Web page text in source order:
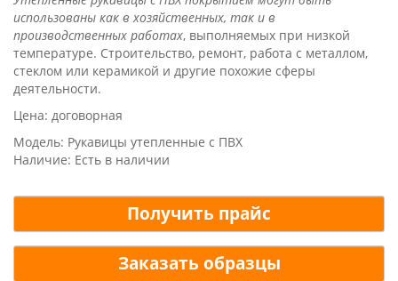
использованы как в хозяйственных, так и в
производственных работах, выполняемых при низкой
температуре. Строительство, ремонт, работа с металлом,
стеклом или керамикой и другие похожие сферы
деятельности.
Цена: договорная
Модель: Рукавицы утепленные с ПВХ
Наличие: Есть в наличии
Получить прайс
Заказать образцы